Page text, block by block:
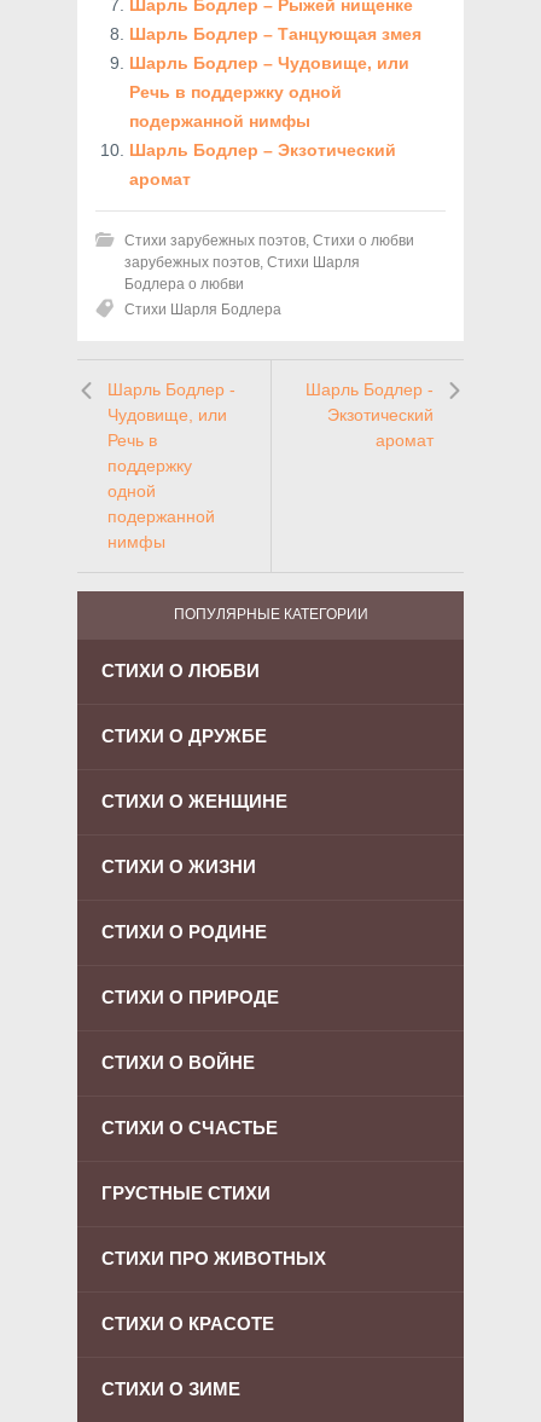
Шарль Бодлер – Рыжей нищенке
Шарль Бодлер – Танцующая змея
Шарль Бодлер – Чудовище, или
Речь в поддержку одной
подержанной нимфы
Шарль Бодлер – Экзотический
аромат
Стихи зарубежных поэтов, Стихи о любви
зарубежных поэтов, Стихи Шарля
Бодлера о любви
Стихи Шарля Бодлера
Шарль Бодлер -
Чудовище, или
Речь в
поддержку
одной
подержанной
нимфы
Шарль Бодлер -
Экзотический
аромат
ПОПУЛЯРНЫЕ КАТЕГОРИИ
СТИХИ О ЛЮБВИ
СТИХИ О ДРУЖБЕ
СТИХИ О ЖЕНЩИНЕ
СТИХИ О ЖИЗНИ
СТИХИ О РОДИНЕ
СТИХИ О ПРИРОДЕ
СТИХИ О ВОЙНЕ
СТИХИ О СЧАСТЬЕ
ГРУСТНЫЕ СТИХИ
СТИХИ ПРО ЖИВОТНЫХ
СТИХИ О КРАСОТЕ
СТИХИ О ЗИМЕ